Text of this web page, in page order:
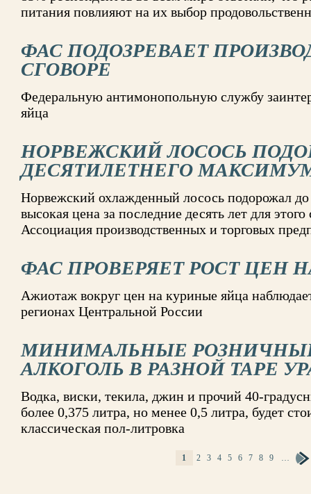
питания повлияют на их выбор
ФАС ПОДОЗРЕВАЕТ
СГОВОРЕ
Федеральную антимонопольную службу
яйца
НОРВЕЖСКИЙ ЛОСОСЬ
ДЕСЯТИЛЕТНЕГО
Норвежский охлажденный лосось подорожал
высокая цена за последние десять лет для этого
Ассоциация производственных и торговых
ФАС ПРОВЕРЯЕТ РОСТ ЦЕН
Ажиотаж вокруг цен на куриные яйца
регионах Центральной России
МИНИМАЛЬНЫЕ
АЛКОГОЛЬ В РАЗНОЙ ТАРЕ
Водка, виски, текила, джин и прочий 40-
более 0,375 литра, но менее 0,5 литра, будет
классическая пол-литровка
1 2 3 4 5 6 7 8 9 …